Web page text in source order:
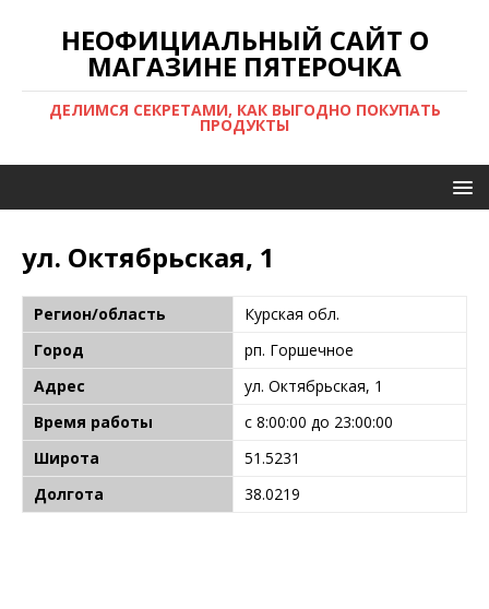
НЕОФИЦИАЛЬНЫЙ САЙТ О
МАГАЗИНЕ ПЯТЕРОЧКА
ДЕЛИМСЯ СЕКРЕТАМИ, КАК ВЫГОДНО ПОКУПАТЬ
ПРОДУКТЫ
ул. Октябрьская, 1
Регион/область
Курская обл.
Город
рп. Горшечное
Адрес
ул. Октябрьская, 1
Время работы
с 8:00:00 до 23:00:00
Широта
51.5231
Долгота
38.0219